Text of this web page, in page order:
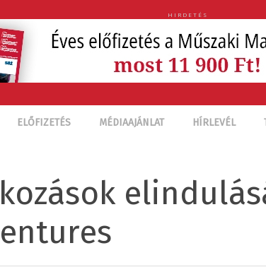
HIRDETÉS
ELŐFIZETÉS MÉDIAAJÁNLAT HÍRLEVÉL